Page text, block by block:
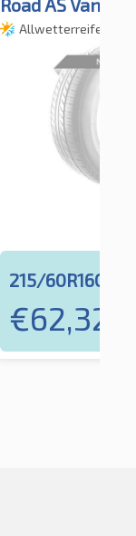
Road AS Van 8PR
Allwetterreifen
215/60R16C
€62,32